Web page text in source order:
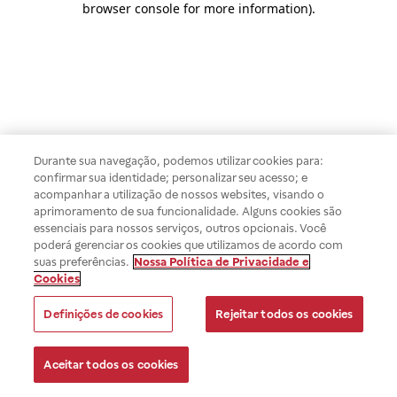
browser console for more information).
Durante sua navegação, podemos utilizar cookies para:
confirmar sua identidade; personalizar seu acesso; e
acompanhar a utilização de nossos websites, visando o
aprimoramento de sua funcionalidade. Alguns cookies são
essenciais para nossos serviços, outros opcionais. Você
poderá gerenciar os cookies que utilizamos de acordo com
suas preferências. Nossa Política de Privacidade e
Cookies
Definições de cookies Rejeitar todos os cookies
Aceitar todos os cookies